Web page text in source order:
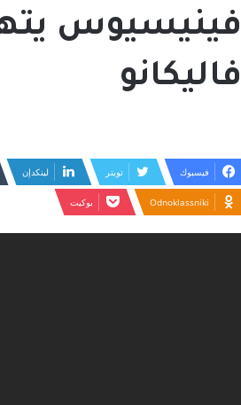
فينيسيوس
فاليكانو
فيسبوك تويتر لينكدإن
Odnoklassniki بوكيت